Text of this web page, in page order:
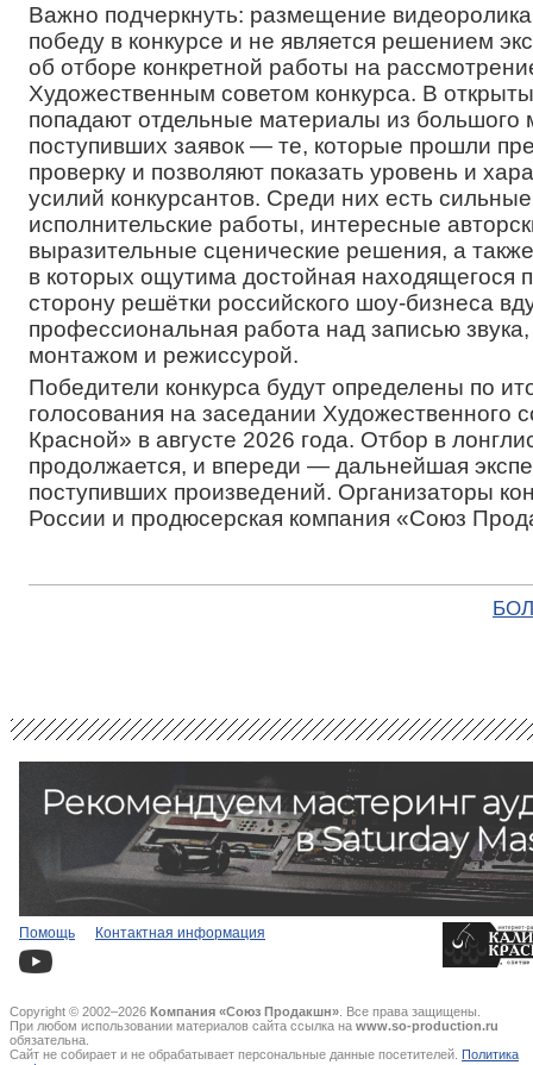
Важно подчеркнуть: размещение
победу в конкурсе и не является решением
об отборе конкретной работы на
Художественным советом конкурса. В
попадают отдельные материалы из большого
поступивших заявок — те, которые прошли
проверку и позволяют показать уровень и
усилий конкурсантов. Среди них есть сильные
исполнительские работы, интересные
выразительные сценические решения, а
в которых ощутима достойная находящегося
сторону решётки российского шоу-бизнеса
профессиональная работа над записью
монтажом и режиссурой.
Победители конкурса будут определены по
голосования на заседании Художественного
Красной» в августе 2026 года. Отбор в
продолжается, и впереди — дальнейшая
поступивших произведений. Организаторы
России и продюсерская компания «Союз
Помощь Контактная информация
Copyright © 2002–2026 Компания «Союз Продакшн» . Все права защищены.
При любом использовании материалов сайта ссылка на www.so-production.ru
обязательна.
Сайт не собирает и не обрабатывает персональные данные посетителей. Политика